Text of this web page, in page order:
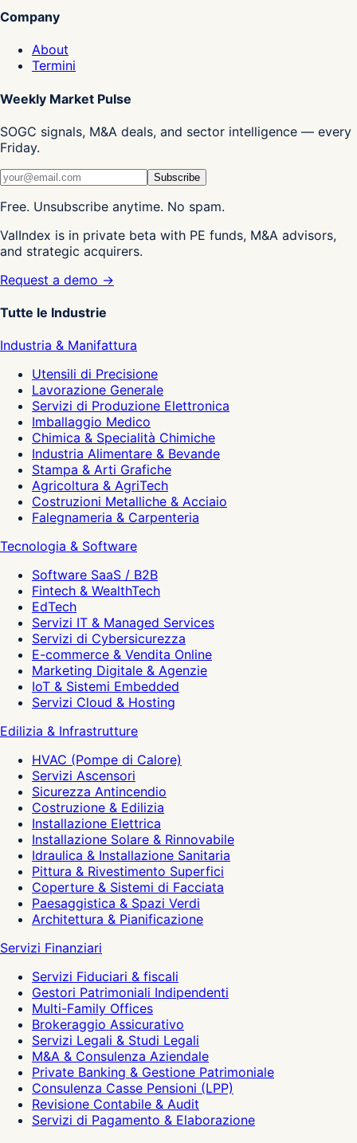
Company
About
Termini
Weekly Market Pulse
SOGC signals, M&A deals, and sector intelligence — every
Friday.
Subscribe
Free. Unsubscribe anytime. No spam.
ValIndex is in private beta with PE funds, M&A advisors,
and strategic acquirers.
Request a demo →
Tutte le Industrie
Industria & Manifattura
Utensili di Precisione
Lavorazione Generale
Servizi di Produzione Elettronica
Imballaggio Medico
Chimica & Specialità Chimiche
Industria Alimentare & Bevande
Stampa & Arti Grafiche
Agricoltura & AgriTech
Costruzioni Metalliche & Acciaio
Falegnameria & Carpenteria
Tecnologia & Software
Software SaaS / B2B
Fintech & WealthTech
EdTech
Servizi IT & Managed Services
Servizi di Cybersicurezza
E-commerce & Vendita Online
Marketing Digitale & Agenzie
IoT & Sistemi Embedded
Servizi Cloud & Hosting
Edilizia & Infrastrutture
HVAC (Pompe di Calore)
Servizi Ascensori
Sicurezza Antincendio
Costruzione & Edilizia
Installazione Elettrica
Installazione Solare & Rinnovabile
Idraulica & Installazione Sanitaria
Pittura & Rivestimento Superfici
Coperture & Sistemi di Facciata
Paesaggistica & Spazi Verdi
Architettura & Pianificazione
Servizi Finanziari
Servizi Fiduciari & fiscali
Gestori Patrimoniali Indipendenti
Multi-Family Offices
Brokeraggio Assicurativo
Servizi Legali & Studi Legali
M&A & Consulenza Aziendale
Private Banking & Gestione Patrimoniale
Consulenza Casse Pensioni (LPP)
Revisione Contabile & Audit
Servizi di Pagamento & Elaborazione